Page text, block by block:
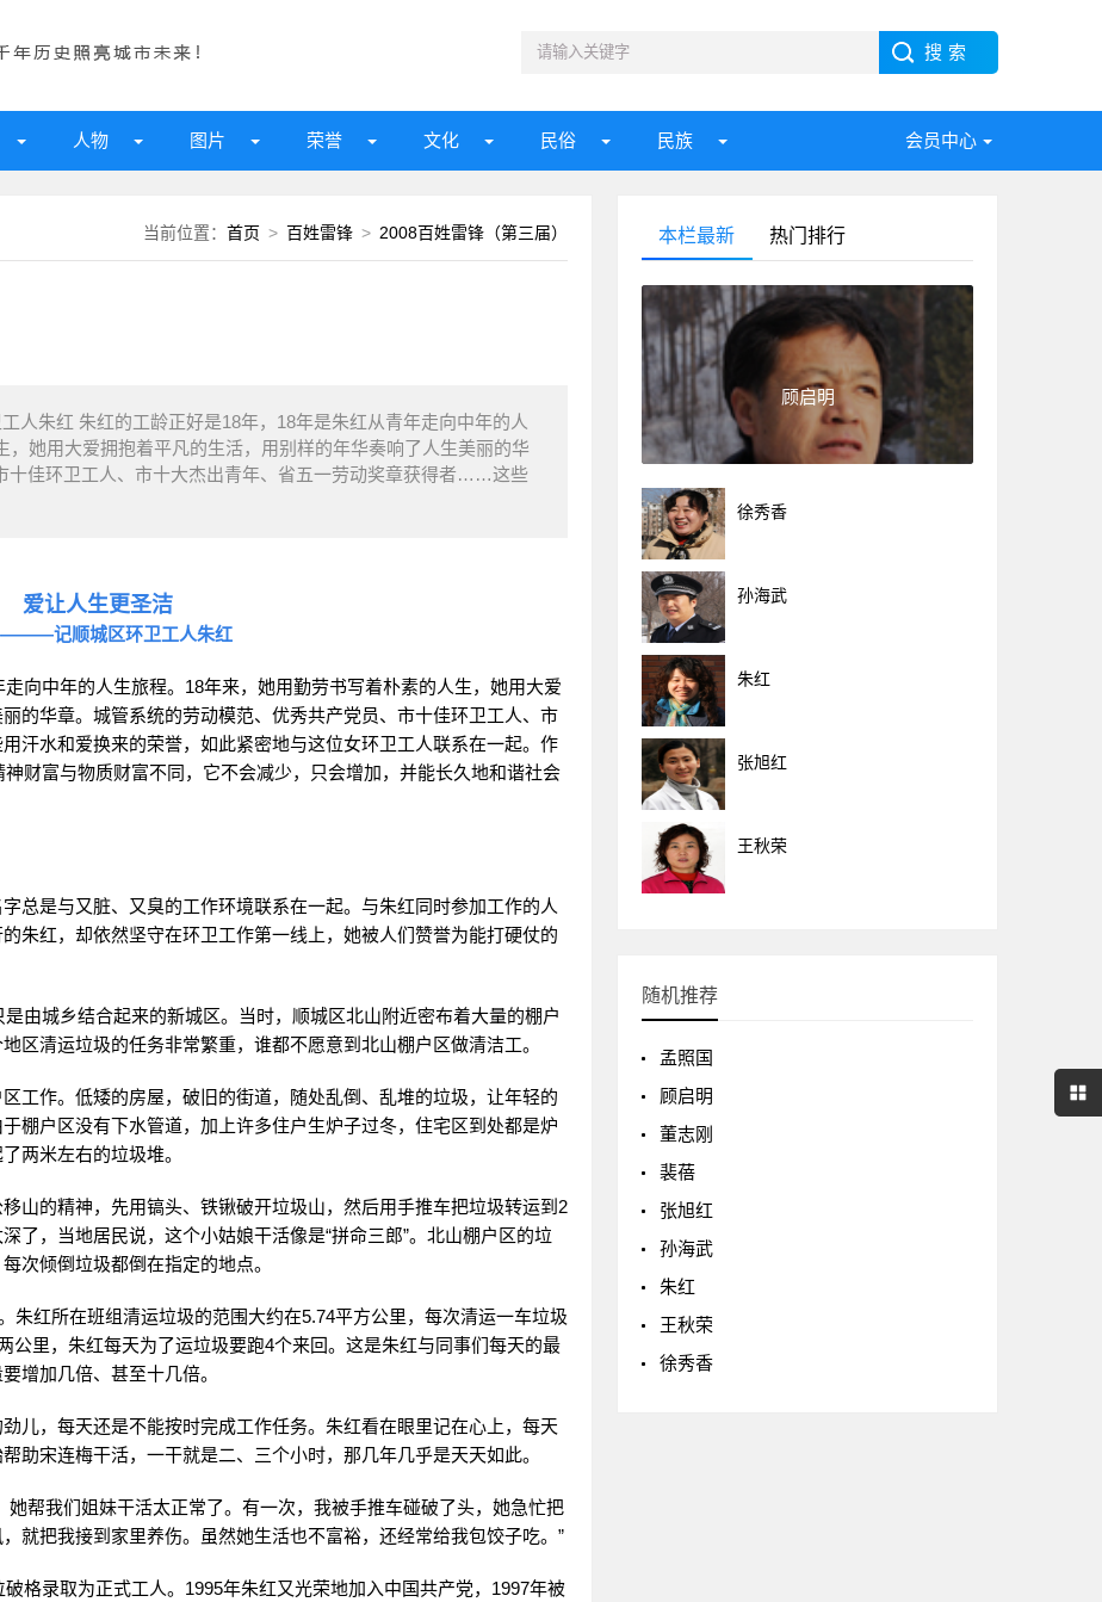
人物 图片 荣誉 文化 民俗 民族 会员中心
当前位置： 首页 > 百姓雷锋 > 2008百姓雷锋（第三届）
朱红 朱红的工龄正好是18年，18年是朱红从青年走向中年的人
，她用大爱拥抱着平凡的生活，用别样的年华奏响了人生美丽的华
十佳环卫工人、市十大杰出青年、省五一劳动奖章获得者……这些
爱让人生更圣洁
———记顺城区环卫工人朱红
向中年的人生旅程。18年来，她用勤劳书写着朴素的人生，她用大爱
的华章。城管系统的劳动模范、优秀共产党员、市十佳环卫工人、市
水和爱换来的荣誉，如此紧密地与这位女环卫工人联系在一起。作
财富与物质财富不同，它不会减少，只会增加，并能长久地和谐社会
总是与又脏、又臭的工作环境联系在一起。与朱红同时参加工作的人
朱红，却依然坚守在环卫工作第一线上，她被人们赞誉为能打硬仗的
由城乡结合起来的新城区。当时，顺城区北山附近密布着大量的棚户
区清运垃圾的任务非常繁重，谁都不愿意到北山棚户区做清洁工。
工作。低矮的房屋，破旧的街道，随处乱倒、乱堆的垃圾，让年轻的
棚户区没有下水管道，加上许多住户生炉子过冬，住宅区到处都是炉
两米左右的垃圾堆。
山的精神，先用镐头、铁锹破开垃圾山，然后用手推车把垃圾转运到2
了，当地居民说，这个小姑娘干活像是“拼命三郎”。北山棚户区的垃
次倾倒垃圾都倒在指定的地点。
朱红所在班组清运垃圾的范围大约在5.74平方公里，每次清运一车垃圾
公里，朱红每天为了运垃圾要跑4个来回。这是朱红与同事们每天的最
增加几倍、甚至十几倍。
儿，每天还是不能按时完成工作任务。朱红看在眼里记在心上，每天
助宋连梅干活，一干就是二、三个小时，那几年几乎是天天如此。
她帮我们姐妹干活太正常了。有一次，我被手推车碰破了头，她急忙把
就把我接到家里养伤。虽然她生活也不富裕，还经常给我包饺子吃。”
格录取为正式工人。1995年朱红又光荣地加入中国共产党，1997年被
本栏最新 热门排行
顾启明
徐秀香
孙海武
朱红
张旭红
王秋荣
随机推荐
孟照国
顾启明
董志刚
裴蓓
张旭红
孙海武
朱红
王秋荣
徐秀香